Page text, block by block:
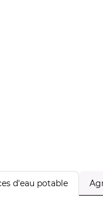
d'eau potable